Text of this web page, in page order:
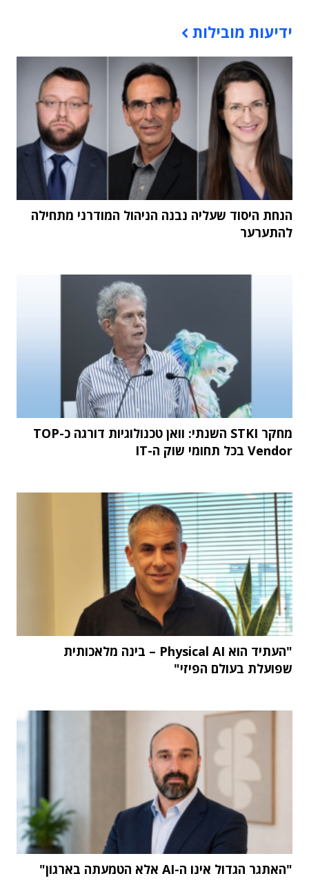
ידיעות מובילות
הנחת היסוד שעליה נבנה הניהול המודרני מתחילה
להתערער
מחקר STKI השנתי: וואן טכנולוגיות דורגה כ-TOP
Vendor בכל תחומי שוק ה-IT
"העתיד הוא Physical AI – בינה מלאכותית
שפועלת בעולם הפיזי"
"האתגר הגדול אינו ה-AI אלא הטמעתה בארגון"